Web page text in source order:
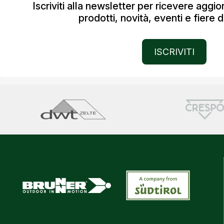
Iscriviti alla newsletter per ricevere
prodotti, novità, eventi e fiere
ISCRIVITI